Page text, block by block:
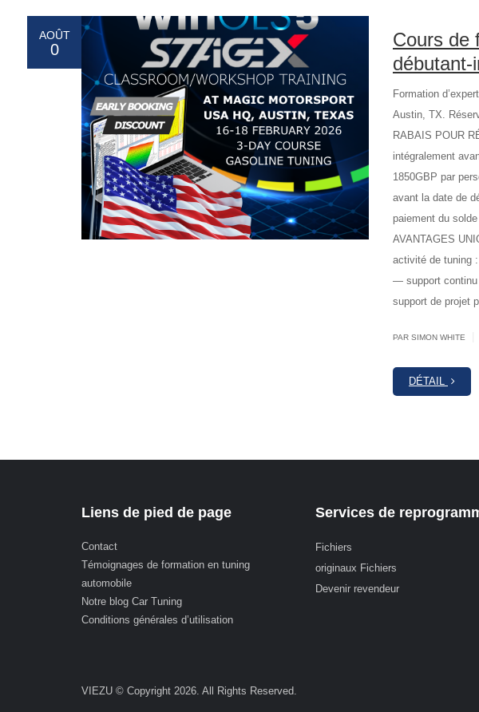
AOÛT
0
Cours de
débutant-
Formation
Austin, TX.
RABAIS POUR
intégralement
1850GBP par
avant la date de
paiement du
AVANTAGES
activité de tuning :
— support continu
support de projet
PAR SIMON WHITE
DÉTAIL
Liens de pied de page
Contact
Témoignages de formation en tuning
automobile
Notre blog Car Tuning
Conditions générales d’utilisation
Services de
Fichiers
originaux Fichiers
Devenir revendeur
VIEZU © Copyright 2026. All Rights Reserved.